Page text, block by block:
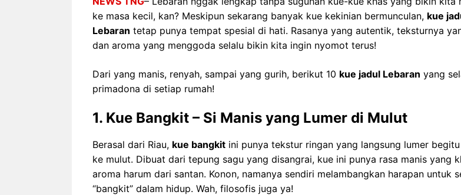
ke masa kecil, kan? Meskipun sekarang banyak kue kekinian bermunculan, kue
Lebaran tetap punya tempat spesial di hati. Rasanya yang autentik, teksturnya
dan aroma yang menggoda selalu bikin kita ingin nyomot terus!
Dari yang manis, renyah, sampai yang gurih, berikut 10 kue jadul Lebaran yang
primadona di setiap rumah!
1. Kue Bangkit – Si Manis yang Lumer di Mulut
Berasal dari Riau, kue bangkit ini punya tekstur ringan yang langsung lumer
ke mulut. Dibuat dari tepung sagu yang disangrai, kue ini punya rasa manis yang
aroma harum dari santan. Konon, namanya sendiri melambangkan harapan untuk
“bangkit” dalam hidup. Wah, filosofis juga ya!